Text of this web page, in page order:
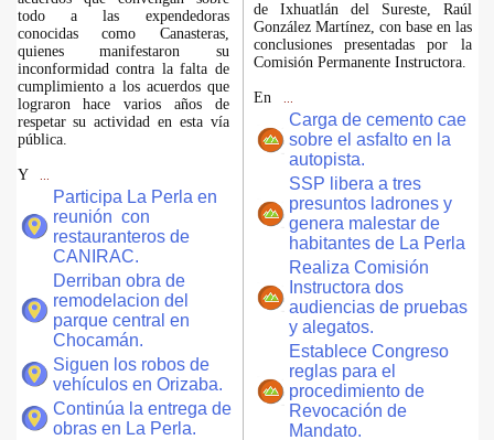
todo a las expendedoras
conocidas como Canasteras,
quienes manifestaron su
inconformidad contra la falta de
cumplimiento a los acuerdos que
lograron hace varios años de
respetar su actividad en esta vía
pública.
Y
Participa La Perla en
reunión con
restauranteros de
CANIRAC.
Derriban obra de
remodelacion del
parque central en
Chocamán.
Siguen los robos de
vehículos en Orizaba.
Continúa la entrega de
obras en La Perla.
de Ixhuatlán del Sureste, Raúl
González Martínez, con base en las
conclusiones presentadas por la
Comisión Permanente Instructora.
En
Carga de cemento cae
sobre el asfalto en la
autopista.
SSP libera a tres
presuntos ladrones y
genera malestar de
habitantes de La Perla
Realiza Comisión
Instructora dos
audiencias de pruebas
y alegatos.
Establece Congreso
reglas para el
procedimiento de
Revocación de
Mandato.